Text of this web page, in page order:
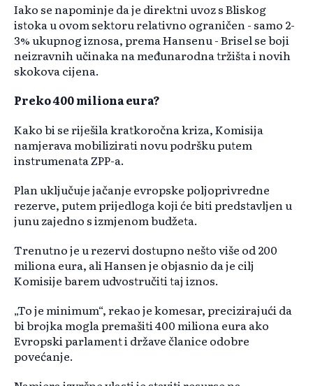
Iako se napominje da je direktni uvoz s Bliskog
istoka u ovom sektoru relativno ograničen - samo 2-
3% ukupnog iznosa, prema Hansenu - Brisel se boji
neizravnih učinaka na međunarodna tržišta i novih
skokova cijena.
Preko 400 miliona eura?
Kako bi se riješila kratkoročna kriza, Komisija
namjerava mobilizirati novu podršku putem
instrumenata ZPP-a.
Plan uključuje jačanje evropske poljoprivredne
rezerve, putem prijedloga koji će biti predstavljen u
junu zajedno s izmjenom budžeta.
Trenutno je u rezervi dostupno nešto više od 200
miliona eura, ali Hansen je objasnio da je cilj
Komisije barem udvostručiti taj iznos.
„To je minimum“, rekao je komesar, precizirajući da
bi brojka mogla premašiti 400 miliona eura ako
Evropski parlament i države članice odobre
povećanje.